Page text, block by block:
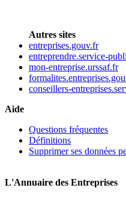
Autres sites
entreprises.gouv.fr
entreprendre.service-
mon-entreprise.urssaf.fr
conseillers-
Aide
Questions fréquentes
Définitions
Supprimer ses données
L'Annuaire des Entreprises